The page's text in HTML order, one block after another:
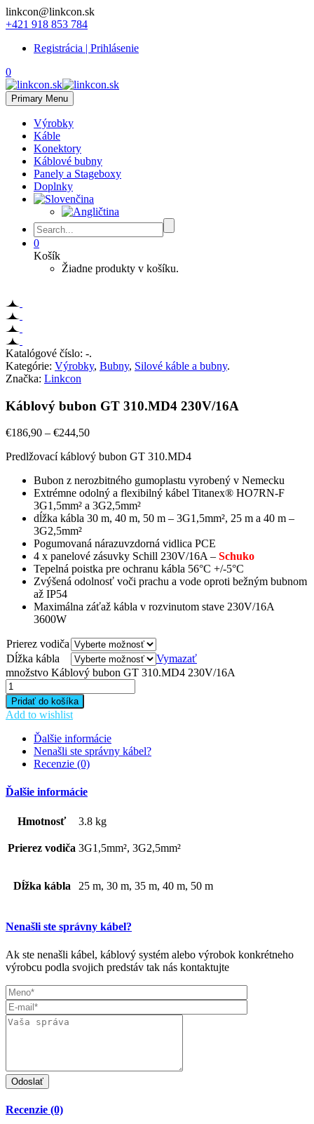
linkcon@linkcon.sk
+421 918 853 784
Registrácia | Prihlásenie
0
Primary Menu
Výrobky
Káble
Konektory
Káblové bubny
Panely a Stageboxy
Doplnky
0
Košík
Žiadne produkty v košíku.
Katalógové číslo: -.
Kategórie: Výrobky, Bubny, Silové káble a bubny.
Značka: Linkcon
Káblový bubon GT 310.MD4 230V/16A
€186,90 – €244,50
Predlžovací káblový bubon GT 310.MD4
Bubon z nerozbitného gumoplastu vyrobený v Nemecku
Extrémne odolný a flexibilný kábel Titanex® HO7RN-F
3G1,5mm² a 3G2,5mm²
dĺžka kábla 30 m, 40 m, 50 m – 3G1,5mm², 25 m a 40 m –
3G2,5mm²
Pogumovaná nárazuvzdorná vidlica PCE
4 x panelové zásuvky Schill 230V/16A – Schuko
Tepelná poistka pre ochranu kábla 56°C +/-5°C
Zvýšená odolnosť voči prachu a vode oproti bežným bubnom
až IP54
Maximálna záťaž kábla v rozvinutom stave 230V/16A
3600W
Prierez vodiča
Dĺžka kábla
Vymazať
množstvo Káblový bubon GT 310.MD4 230V/16A
Pridať do košíka
Add to wishlist
Ďalšie informácie
Nenašli ste správny kábel?
Recenzie (0)
Ďalšie informácie
Hmotnosť 3.8 kg
Prierez vodiča 3G1,5mm², 3G2,5mm²
Dĺžka kábla 25 m, 30 m, 35 m, 40 m, 50 m
Nenašli ste správny kábel?
Ak ste nenašli kábel, káblový systém alebo výrobok konkrétneho
výrobcu podla svojich predstáv tak nás kontaktujte
Recenzie (0)